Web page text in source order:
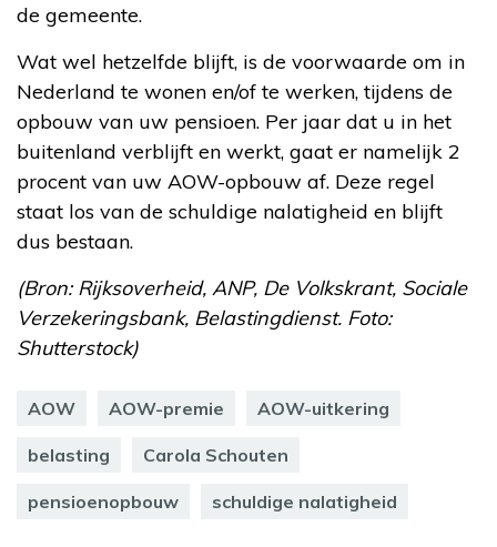
de gemeente.
Wat wel hetzelfde blijft, is de voorwaarde om in
Nederland te wonen en/of te werken, tijdens de
opbouw van uw pensioen. Per jaar dat u in het
buitenland verblijft en werkt, gaat er namelijk 2
procent van uw AOW-opbouw af. Deze regel
staat los van de schuldige nalatigheid en blijft
dus bestaan.
(Bron: Rijksoverheid, ANP, De Volkskrant, Sociale
Verzekeringsbank, Belastingdienst. Foto:
Shutterstock)
AOW AOW-premie AOW-uitkering
belasting Carola Schouten
pensioenopbouw schuldige nalatigheid